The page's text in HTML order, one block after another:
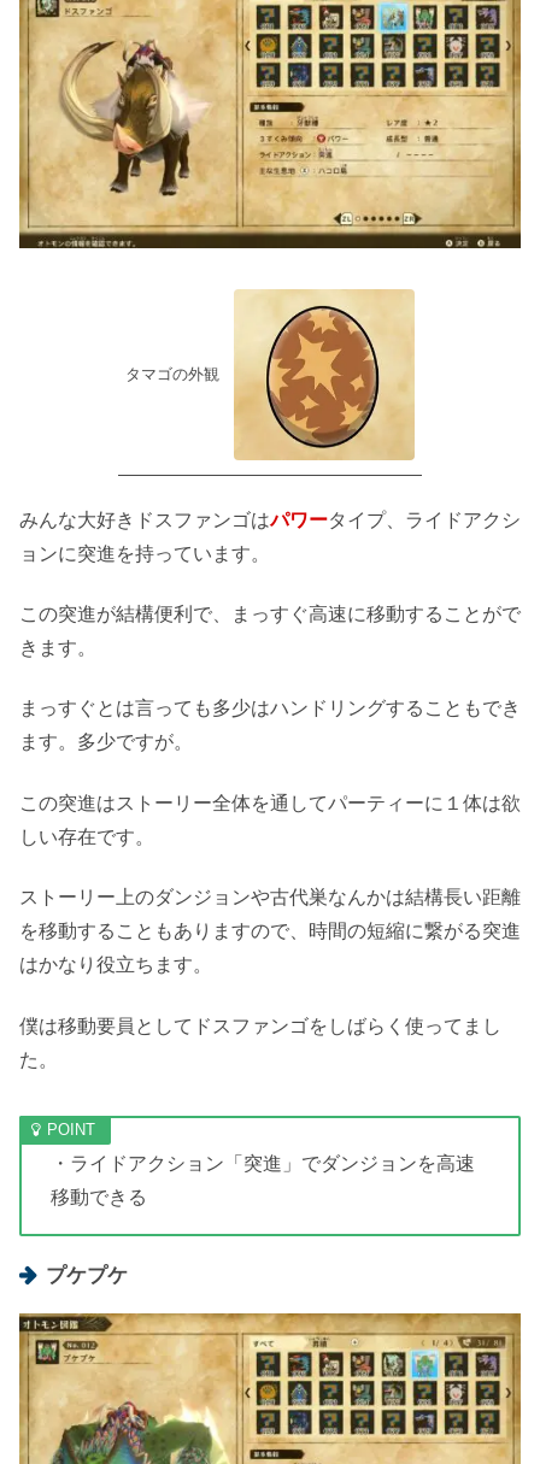
タマゴの外観
みんな大好きドスファンゴはパワータイプ、ライドアクシ
ョンに突進を持っています。
この突進が結構便利で、まっすぐ高速に移動することがで
きます。
まっすぐとは言っても多少はハンドリングすることもでき
ます。多少ですが。
この突進はストーリー全体を通してパーティーに１体は欲
しい存在です。
ストーリー上のダンジョンや古代巣なんかは結構長い距離
を移動することもありますので、時間の短縮に繋がる突進
はかなり役立ちます。
僕は移動要員としてドスファンゴをしばらく使ってまし
た。
・ライドアクション「突進」でダンジョンを高速
移動できる
プケプケ